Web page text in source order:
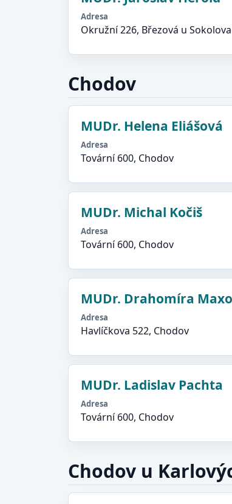
Adresa
Okružní 226, Březová u Sokolova
Chodov
MUDr. Helena Eliášová
Adresa
Tovární 600, Chodov
MUDr. Michal Kočiš
Adresa
Tovární 600, Chodov
MUDr. Drahomíra
Adresa
Havlíčkova 522, Chodov
MUDr. Ladislav Pachta
Adresa
Tovární 600, Chodov
Chodov u